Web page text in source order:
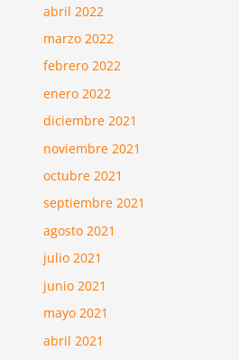
abril 2022
marzo 2022
febrero 2022
enero 2022
diciembre 2021
noviembre 2021
octubre 2021
septiembre 2021
agosto 2021
julio 2021
junio 2021
mayo 2021
abril 2021